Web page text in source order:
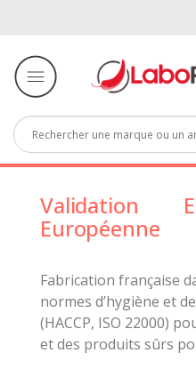
Validation
Européenne
Fabrication française
normes d’hygiène et
(HACCP, ISO 22000)
et des produits sûrs